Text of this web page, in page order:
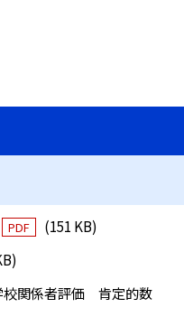
PDF
(151 KB)
関係者評価 肯定的数